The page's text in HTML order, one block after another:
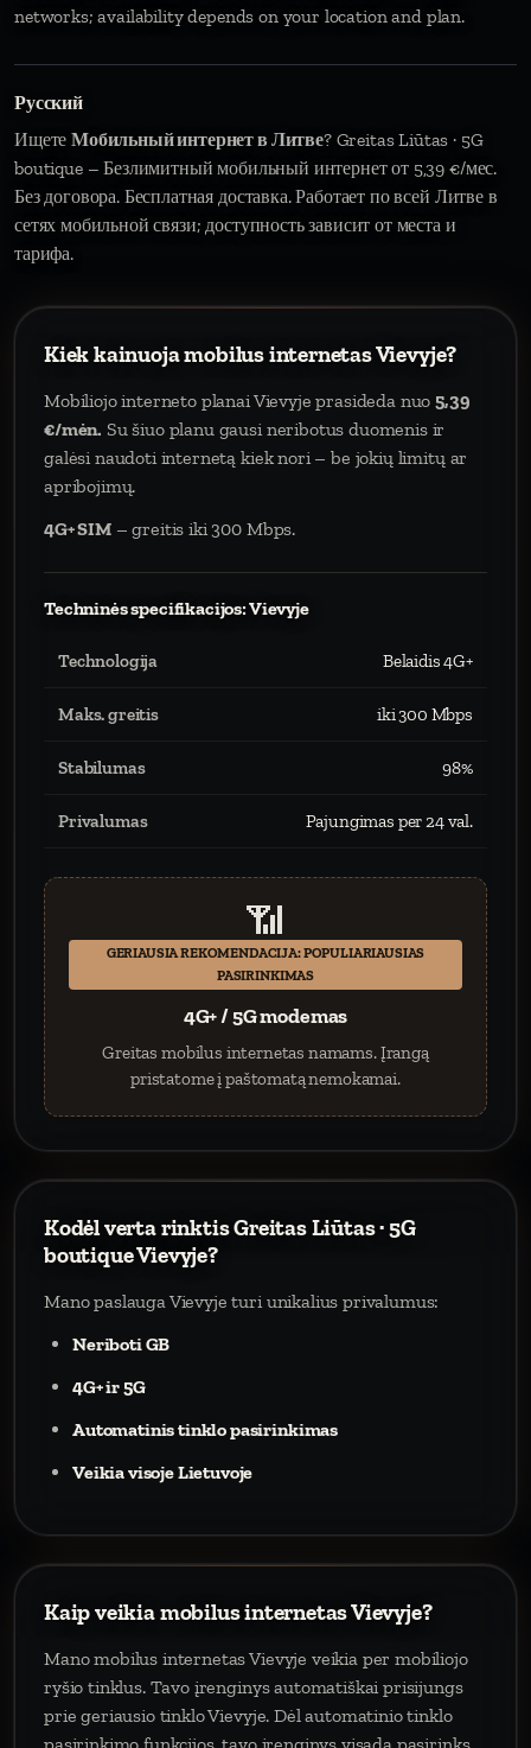
networks; availability depends on your location and plan.
Русский
ИщетеМобильный интернет в Литве? Greitas Liūtas · 5G
boutique – Безлимитный мобильный интернет от 5,39 €/мес.
Без договора. Бесплатная доставка. Работает по всей Литве в
сетях мобильной связи; доступность зависит от места и
тарифа.
Kiek kainuoja mobilus internetas Vievyje?
Mobiliojo interneto planai Vievyje prasideda nuo5,39
€/mėn. Su šiuo planu gausi neribotus duomenis ir
galėsi naudoti internetą kiek nori – be jokių limitų ar
apribojimų.
4G+ SIM– greitis iki 300 Mbps.
Techninės specifikacijos: Vievyje
Technologija Belaidis 4G+
Maks. greitis iki 300 Mbps
Stabilumas 98%
Privalumas Pajungimas per 24 val.
📶
GERIAUSIA REKOMENDACIJA: POPULIARIAUSIAS
PASIRINKIMAS
4G+ / 5G modemas
Greitas mobilus internetas namams. Įrangą
pristatome į paštomatą nemokamai.
Kodėl verta rinktis Greitas Liūtas · 5G
boutique Vievyje?
Mano paslauga Vievyje turi unikalius privalumus:
Neriboti GB
4G+ ir 5G
Automatinis tinklo pasirinkimas
Veikia visoje Lietuvoje
Kaip veikia mobilus internetas Vievyje?
Mano mobilus internetas Vievyje veikia per mobiliojo
ryšio tinklus. Tavo įrenginys automatiškai prisijungs
prie geriausio tinklo Vievyje. Dėl automatinio tinklo